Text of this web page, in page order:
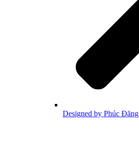
Designed by Phúc Đăng